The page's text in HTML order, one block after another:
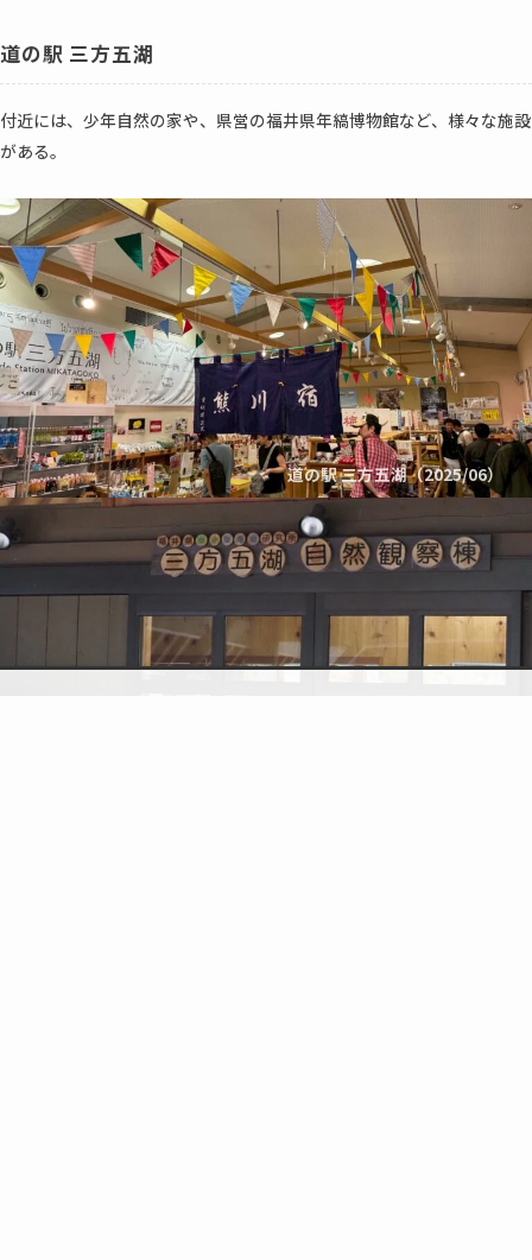
道の駅 三方五湖
付近には、少年自然の家や、県営の福井県年縞博物館など、様々な施設
がある。
道の駅 三方五湖（2025/06）